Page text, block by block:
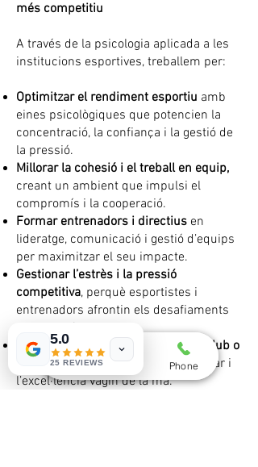
més competitiu
A través de la psicologia aplicada a les
institucions esportives, treballem per:
Optimitzar el rendiment esportiu amb
eines psicològiques que potencien la
concentració, la confiança i la gestió de
la pressió.
Millorar la cohesió i el treball en equip,
creant un ambient que impulsi el
compromís i la cooperació.
Formar entrenadors i directius en
lideratge, comunicació i gestió d’equips
per maximitzar el seu impacte.
Gestionar l’estrès i la pressió
competitiva, perquè esportistes i
entrenadors afrontin els desafiaments
Enfortir la identitat i els valors del club o
institució, assegurant que el benestar i
l’excel·lència vagin de la mà.
Whatsapp Email Phone
5.0
25 REVIEWS